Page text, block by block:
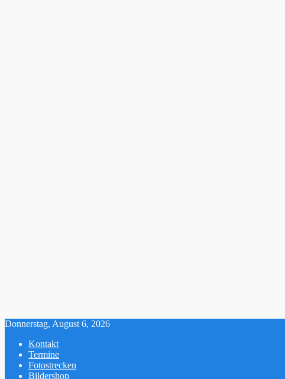
Donnerstag, August 6, 2026
Kontakt
Termine
Fotostrecken
Bildershop